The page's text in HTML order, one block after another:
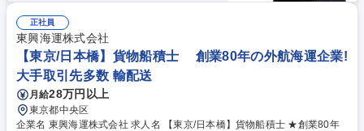
正社員
東興海運株式会社
【東京/日本橋】貨物船積士 創業80年の外航海運企業!
大手取引先多数 輸配送
月給28万円以上
東京都中央区
企業名 東興海運株式会社 求人名 【東京/日本橋】貨物船積士 ★創業80年